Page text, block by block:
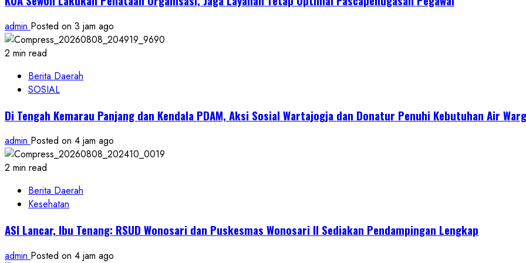
admin Posted on 3 jam ago
2 min read
Berita Daerah
SOSIAL
Di Tengah Kemarau Panjang dan Kendala PDAM, Aksi Sosial Wartajogja dan Donatur Penuhi Kebutuhan Air
admin Posted on 4 jam ago
2 min read
Berita Daerah
Kesehatan
ASI Lancar, Ibu Tenang: RSUD Wonosari dan Puskesmas Wonosari II Sediakan Pendampingan Lengkap
admin Posted on 4 jam ago